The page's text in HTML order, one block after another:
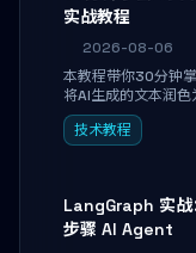
实战教程
2026-08-06
本教程带你30分钟
将AI生成的文本润
格。通过安装配置
让你的内容告别AI
技术教程
LangGraph 实战
步骤 AI Agent